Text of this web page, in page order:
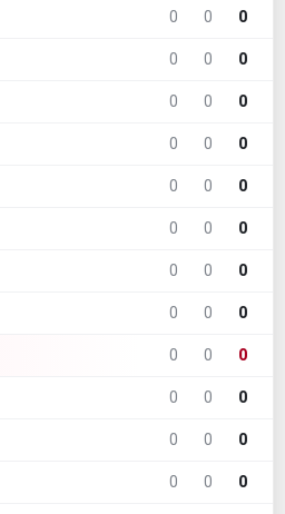
0 0 0
0 0 0
0 0 0
0 0 0
0 0 0
0 0 0
0 0 0
0 0 0
0 0 0
0 0 0
0 0 0
0 0 0